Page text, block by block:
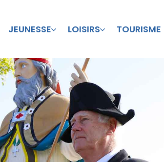
JEUNESSE LOISIRS TOURISME